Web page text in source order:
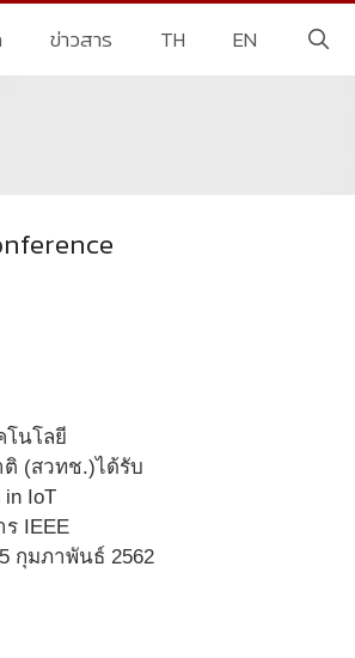
ข่าวสาร TH EN
นโลยี
(สวทช.)ได้รับ
in IoT
IEEE
กุมภาพันธ์ 2562